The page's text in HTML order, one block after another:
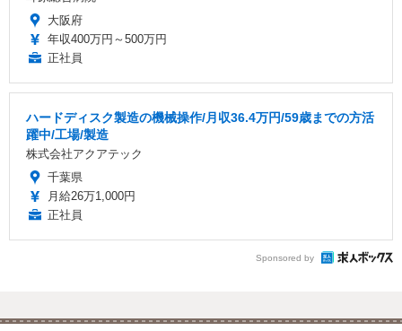
大阪府
年収400万円～500万円
正社員
ハードディスク製造の機械操作/月収36.4万円/59歳までの方活
躍中/工場/製造
株式会社アクアテック
千葉県
月給26万1,000円
正社員
Sponsored by